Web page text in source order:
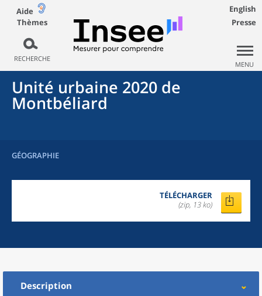
Aide
Thèmes
RECHERCHE
English
Presse
MENU
Unité urbaine 2020 de
Montbéliard
GÉOGRAPHIE
TÉLÉCHARGER
(zip, 13 ko)
Description